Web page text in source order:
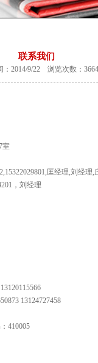
联系我们
：2014/9/22 浏览次数：3664
室
匡经理,刘经理,
，刘经理
13124727458
410005